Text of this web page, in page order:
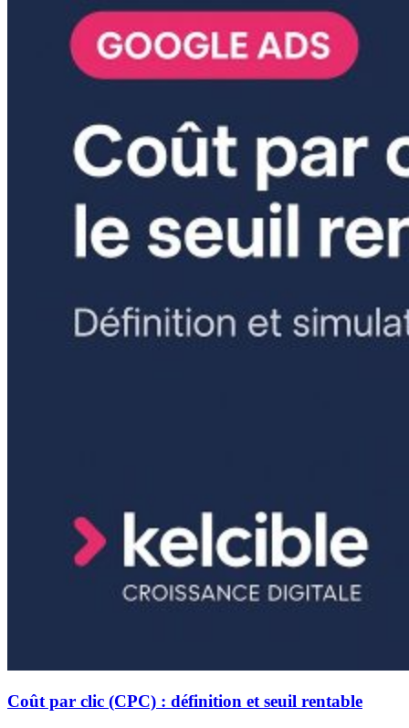
Coût par clic (CPC) : définition et seuil rentable